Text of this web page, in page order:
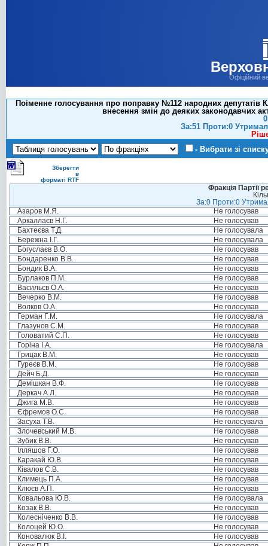
Офіційний
Поіменне голосування про поправку №112 народних
внесення змін до деяких законодавчих
За:51 Проти:0
- Вибрати зі
Зберегти
в
форматі RTF
Фракція Партії
За:0 Проти:0
Азаров М.Я.
Не голосував
Аркаллаєв Н.Г.
Не голосував
Бахтеєва Т.Д.
Не голосувала
Бережна І.Г.
Не голосувала
Богуслаєв В.О.
Не голосував
Бондаренко В.В.
Не голосував
Бондик В.А.
Не голосував
Бурлаков П.М.
Не голосував
Васильєв О.А.
Не голосував
Вечерко В.М.
Не голосував
Волков О.А.
Не голосував
Герман Г.М.
Не голосувала
Глазунов С.М.
Не голосував
Головатий С.П.
Не голосував
Горіна І.А.
Не голосувала
Грицак В.М.
Не голосував
Гуреєв В.М.
Не голосував
Дейч Б.Д.
Не голосував
Демішкан В.Ф.
Не голосував
Деркач А.Л.
Не голосував
Джига М.В.
Не голосував
Єфремов О.С.
Не голосував
Засуха Т.В.
Не голосувала
Злочевський М.В.
Не голосував
Зубик В.В.
Не голосував
Ілляшов Г.О.
Не голосував
Каракай Ю.В.
Не голосував
Ківалов С.В.
Не голосував
Климець П.А.
Не голосував
Клюєв А.П.
Не голосував
Ковальова Ю.В.
Не голосувала
Козак В.В.
Не голосував
Колесніченко В.В.
Не голосував
Колоцей Ю.О.
Не голосував
Коновалюк В.І.
Не голосував